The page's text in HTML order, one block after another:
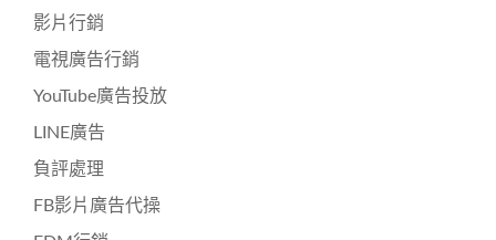
影片行銷
電視廣告行銷
YouTube廣告投放
LINE廣告
負評處理
FB影片廣告代操